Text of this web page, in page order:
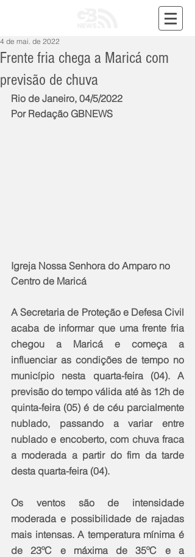
Frente fria chega a Maricá com
previsão de chuva
4 de mai. de 2022
Rio de Janeiro, 04/5/2022
Por Redação GBNEWS
Igreja Nossa Senhora do Amparo no
Centro de Maricá
A Secretaria de Proteção e Defesa Civil
acaba de informar que uma frente fria
chegou a Maricá e começa a
influenciar as condições de tempo no
município nesta quarta-feira (04). A
previsão do tempo válida até às 12h de
quinta-feira (05) é de céu parcialmente
nublado, passando a variar entre
nublado e encoberto, com chuva fraca
a moderada a partir do fim da tarde
desta quarta-feira (04).
Os ventos são de intensidade
moderada e possibilidade de rajadas
mais intensas. A temperatura mínima é
de 23ºC e máxima de 35ºC e a